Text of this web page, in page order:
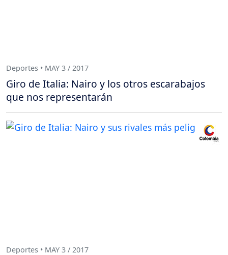
Deportes • MAY 3 / 2017
Giro de Italia: Nairo y los otros escarabajos
que nos representarán
Deportes • MAY 3 / 2017